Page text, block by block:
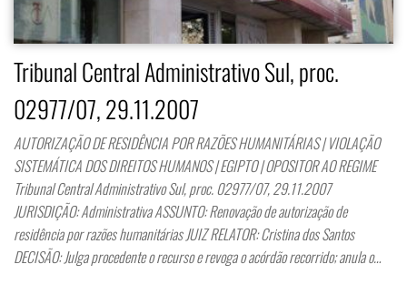
Tribunal Central Administrativo Sul, proc.
02977/07, 29.11.2007
AUTORIZAÇÃO DE RESIDÊNCIA POR RAZÕES HUMANITÁRIAS | VIOLAÇÃO
SISTEMÁTICA DOS DIREITOS HUMANOS | EGIPTO | OPOSITOR AO REGIME
Tribunal Central Administrativo Sul, proc. 02977/07, 29.11.2007
JURISDIÇÃO: Administrativa ASSUNTO: Renovação de autorização de
residência por razões humanitárias JUIZ RELATOR: Cristina dos Santos
DECISÃO: Julga procedente o recurso e revoga o acórdão recorrido; anula o…